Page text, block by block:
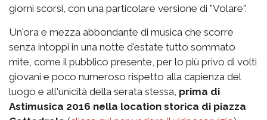
giorni scorsi, con una particolare versione di "Volare".
Un'ora e mezza abbondante di musica che scorre
senza intoppi in una notte d'estate tutto sommato
mite, come il pubblico presente, per lo più privo di volti
giovani e poco numeroso rispetto alla capienza del
luogo e all'unicità della serata stessa, prima di
Astimusica 2016 nella location storica di piazza